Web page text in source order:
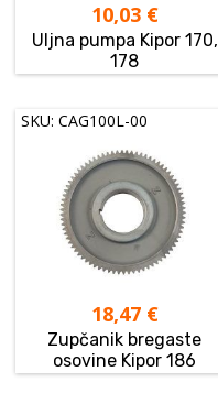
10,03 €
Uljna pumpa Kipor 170,
178
SKU: CAG100L-00
18,47 €
Zupčanik bregaste
osovine Kipor 186